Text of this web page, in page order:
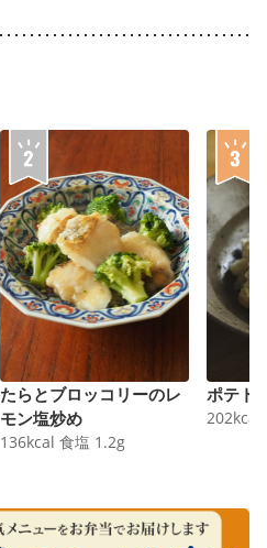
たらとブロッコリーのレ
モン塩炒め
136kcal 食塩 1.2g
ポテト
202kcal